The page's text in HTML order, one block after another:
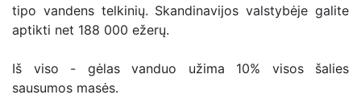
tipo vandens telkinių. Skandinavijos valstybėje galite
aptikti net 188 000 ežerų.
Iš viso - gėlas vanduo užima 10% visos šalies
sausumos masės.